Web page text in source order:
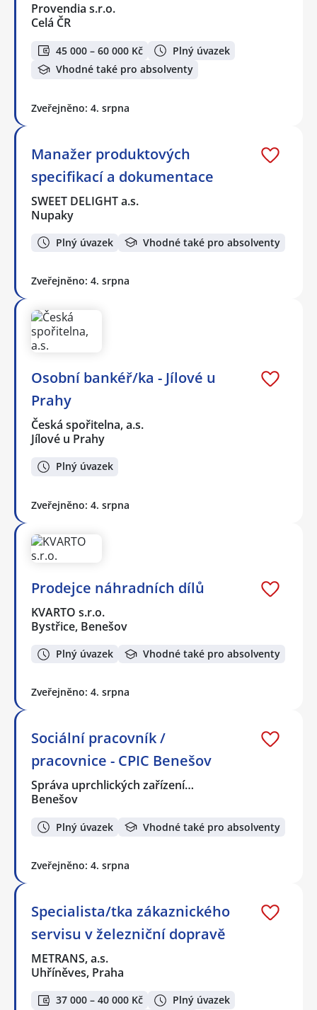
Provendia s.r.o.
Celá ČR
45 000 – 60 000 Kč
Plný úvazek
Vhodné také pro absolventy
Zveřejněno: 4. srpna
Manažer produktových
specifikací a dokumentace
SWEET DELIGHT a.s.
Nupaky
Plný úvazek Vhodné také pro absolventy
Zveřejněno: 4. srpna
Osobní bankéř/ka - Jílové u
Prahy
Česká spořitelna, a.s.
Jílové u Prahy
Plný úvazek
Zveřejněno: 4. srpna
Prodejce náhradních dílů
KVARTO s.r.o.
Bystřice, Benešov
Plný úvazek Vhodné také pro absolventy
Zveřejněno: 4. srpna
Sociální pracovník /
pracovnice - CPIC Benešov
Správa uprchlických zařízení…
Benešov
Plný úvazek Vhodné také pro absolventy
Zveřejněno: 4. srpna
Specialista/tka zákaznického
servisu v železniční dopravě
METRANS, a.s.
Uhříněves, Praha
37 000 – 40 000 Kč
Plný úvazek